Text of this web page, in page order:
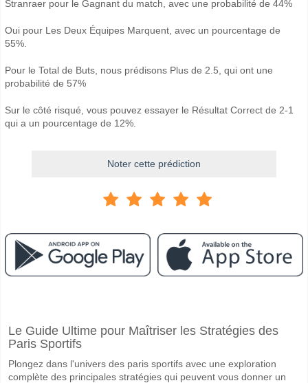
Stranraer pour le Gagnant du match, avec une probabilité de 44%
Oui pour Les Deux Équipes Marquent, avec un pourcentage de
55%.
Pour le Total de Buts, nous prédisons Plus de 2.5, qui ont une
probabilité de 57%
Sur le côté risqué, vous pouvez essayer le Résultat Correct de 2-1
qui a un pourcentage de 12%.
Noter cette prédiction
Le match entre Stranraer v Forfar 18 April 2026 15:00.
Stranraer pour le Gagnant du match, avec une probabilité de 44%
Le Guide Ultime pour Maîtriser les Stratégies des
Paris Sportifs
Plongez dans l'univers des paris sportifs avec une exploration
complète des principales stratégies qui peuvent vous donner un